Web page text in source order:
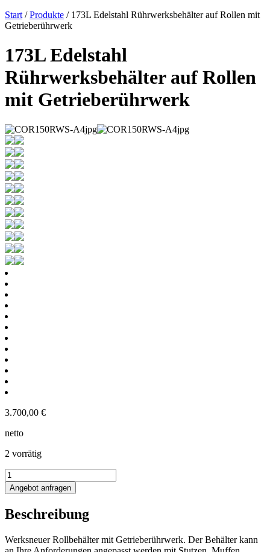
Start /Produkte / 173L Edelstahl Rührwerksbehälter auf Rollen mit
Getrieberührwerk
173L Edelstahl
Rührwerksbehälter auf Rollen
mit Getrieberührwerk
3.700,00 €
netto
2 vorrätig
173L
Edelstahl
Rührwerksbehälter
Rollen
Getrieberührwerk
Menge
Angebot anfragen
Beschreibung
Werksneuer Rollbehälter mit Getrieberührwerk. Der Behälter kann